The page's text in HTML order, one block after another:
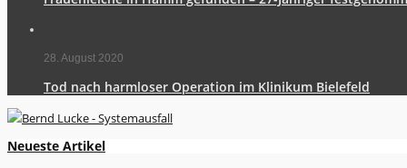
28. August 2020
Tod nach harmloser Operation im Klinikum Bielefeld
Neueste Artikel